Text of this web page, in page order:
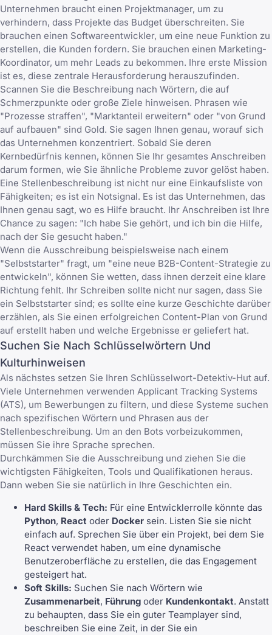
Unternehmen braucht einen Projektmanager, um zu
verhindern, dass Projekte das Budget überschreiten. Sie
brauchen einen Softwareentwickler, um eine neue Funktion zu
erstellen, die Kunden fordern. Sie brauchen einen Marketing-
Koordinator, um mehr Leads zu bekommen. Ihre erste Mission
ist es, diese zentrale Herausforderung herauszufinden.
Scannen Sie die Beschreibung nach Wörtern, die auf
Schmerzpunkte oder große Ziele hinweisen. Phrasen wie
"Prozesse straffen", "Marktanteil erweitern" oder "von Grund
auf aufbauen" sind Gold. Sie sagen Ihnen genau, worauf sich
das Unternehmen konzentriert. Sobald Sie deren
Kernbedürfnis kennen, können Sie Ihr gesamtes Anschreiben
darum formen, wie Sie ähnliche Probleme zuvor gelöst haben.
Eine Stellenbeschreibung ist nicht nur eine Einkaufsliste von
Fähigkeiten; es ist ein Notsignal. Es ist das Unternehmen, das
Ihnen genau sagt, wo es Hilfe braucht. Ihr Anschreiben ist Ihre
Chance zu sagen: "Ich habe Sie gehört, und ich bin die Hilfe,
nach der Sie gesucht haben."
Wenn die Ausschreibung beispielsweise nach einem
"Selbststarter" fragt, um "eine neue B2B-Content-Strategie zu
entwickeln", können Sie wetten, dass ihnen derzeit eine klare
Richtung fehlt. Ihr Schreiben sollte nicht nur sagen, dass Sie
ein Selbststarter sind; es sollte eine kurze Geschichte darüber
erzählen, als Sie einen erfolgreichen Content-Plan von Grund
auf erstellt haben und welche Ergebnisse er geliefert hat.
Suchen Sie Nach Schlüsselwörtern Und
Kulturhinweisen
Als nächstes setzen Sie Ihren Schlüsselwort-Detektiv-Hut auf.
Viele Unternehmen verwenden Applicant Tracking Systems
(ATS), um Bewerbungen zu filtern, und diese Systeme suchen
nach spezifischen Wörtern und Phrasen aus der
Stellenbeschreibung. Um an den Bots vorbeizukommen,
müssen Sie ihre Sprache sprechen.
Durchkämmen Sie die Ausschreibung und ziehen Sie die
wichtigsten Fähigkeiten, Tools und Qualifikationen heraus.
Dann weben Sie sie natürlich in Ihre Geschichten ein.
Hard Skills & Tech: Für eine Entwicklerrolle könnte das
Python, React oder Docker sein. Listen Sie sie nicht
einfach auf. Sprechen Sie über ein Projekt, bei dem Sie
React verwendet haben, um eine dynamische
Benutzeroberfläche zu erstellen, die das Engagement
gesteigert hat.
Soft Skills: Suchen Sie nach Wörtern wie
Zusammenarbeit, Führung oder Kundenkontakt. Anstatt
zu behaupten, dass Sie ein guter Teamplayer sind,
beschreiben Sie eine Zeit, in der Sie ein